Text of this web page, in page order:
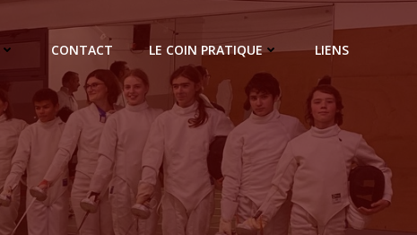
CONTACT LE COIN PRATIQUE LIENS